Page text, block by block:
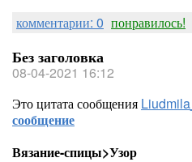
комментарии: 0 понравилось!
Без заголовка
08-04-2021 16:12
Это цитата сообщения
сообщение
Вязание-спицы>Узор